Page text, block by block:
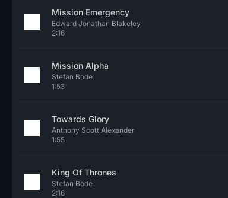
Mission Emergency
Edward Jonathan Blakeley
2:16
Mission Alpha
Stefan Bode
1:53
Towards Glory
Anthony Scott Alexander
1:55
King Of Thrones
Stefan Bode
2:16